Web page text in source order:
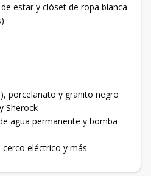
estar y clóset de ropa blanca
porcelanato y granito negro
Sherock
agua permanente y bomba
eléctrico y más